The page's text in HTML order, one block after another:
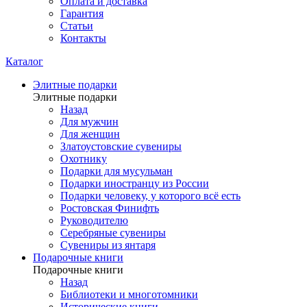
Гарантия
Статьи
Контакты
Каталог
Элитные подарки
Элитные подарки
Назад
Для мужчин
Для женщин
Златоустовские сувениры
Охотнику
Подарки для мусульман
Подарки иностранцу из России
Подарки человеку, у которого всё есть
Ростовская Финифть
Руководителю
Серебряные сувениры
Сувениры из янтаря
Подарочные книги
Подарочные книги
Назад
Библиотеки и многотомники